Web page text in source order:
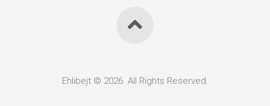
Ehlibejt © 2026. All Rights Reserved.